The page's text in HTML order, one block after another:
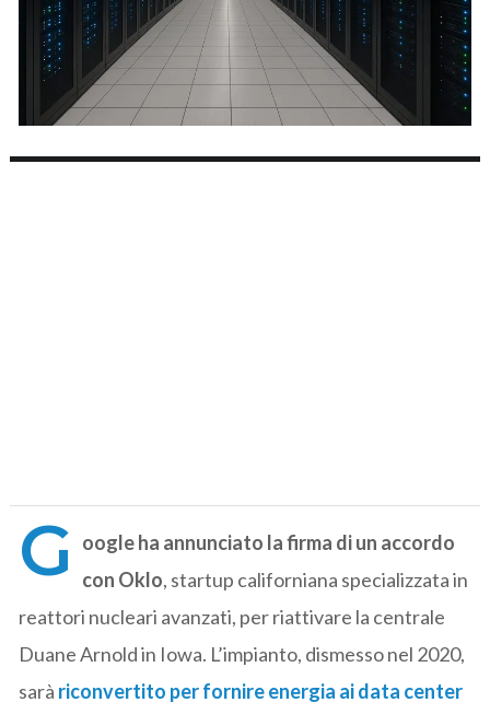
G oogle ha annunciato la firma di un accordo
con Oklo, startup californiana specializzata in
reattori nucleari avanzati, per riattivare la centrale
Duane Arnold in Iowa. L’impianto, dismesso nel 2020,
sarà riconvertito per fornire energia ai data center